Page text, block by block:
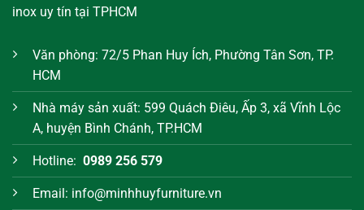
inox uy tín tại TPHCM
Văn phòng: 72/5 Phan Huy Ích, Phường Tân Sơn, TP.
HCM
Nhà máy sản xuất: 599 Quách Điêu, Ấp 3, xã Vĩnh Lộc
A, huyện Bình Chánh, TP.HCM
Hotline: 0989 256 579
Email: info@minhhuyfurniture.vn